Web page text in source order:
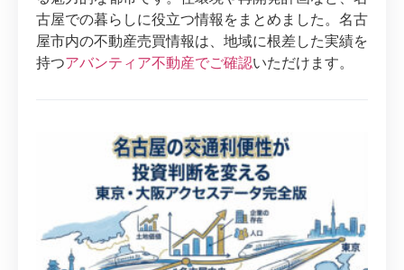
古屋での暮らしに役立つ情報をまとめました。名古
屋市内の不動産売買情報は、地域に根差した実績を
持つアバンティア不動産でご確認いただけます。